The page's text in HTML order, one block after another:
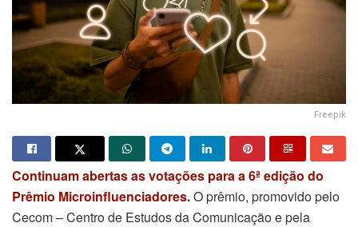
Freepik
Continuam abertas as votações para a 6ª edição do
Prêmio Microinfluenciadores.O prêmio, promovido pelo
Cecom – Centro de Estudos da Comunicação e pela